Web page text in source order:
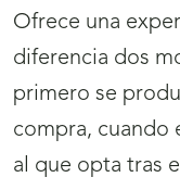
Ofrece una
diferencia dos
primero se
compra, cuando
al que opta tras